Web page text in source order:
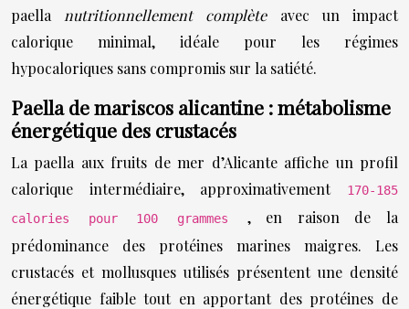
paella nutritionnellement complète avec un impact
calorique minimal, idéale pour les régimes
hypocaloriques sans compromis sur la satiété.
Paella de mariscos alicantine : métabolisme
énergétique des crustacés
La paella aux fruits de mer d’Alicante affiche un profil
calorique intermédiaire, approximativement
170-185
calories pour 100 grammes , en raison de la
prédominance des protéines marines maigres. Les
crustacés et mollusques utilisés présentent une densité
énergétique faible tout en apportant des protéines de